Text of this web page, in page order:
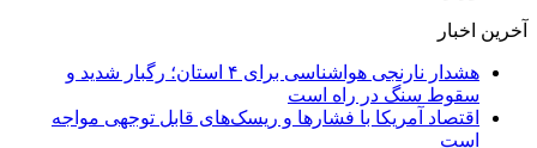
آخرین اخبار
هشدار نارنجی هواشناسی برای ۴ استان؛ رگبار شدید و
سقوط سنگ در راه است
اقتصاد آمریکا با فشارها و ریسک‌های قابل توجهی مواجه
است